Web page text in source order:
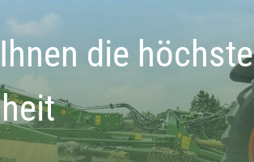
die höchste